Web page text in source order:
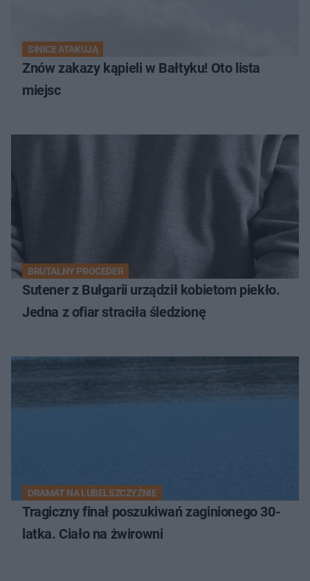
SINICE ATAKUJĄ
Znów zakazy kąpieli w Bałtyku! Oto lista
miejsc
BRUTALNY PROCEDER
Sutener z Bułgarii urządził kobietom piekło.
Jedna z ofiar straciła śledzionę
DRAMAT NA LUBELSZCZYŹNIE
Tragiczny finał poszukiwań zaginionego 30-
latka. Ciało na żwirowni